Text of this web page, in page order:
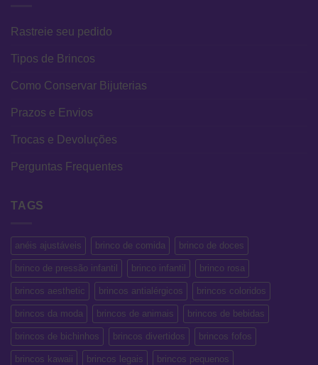
Rastreie seu pedido
Tipos de Brincos
Como Conservar Bijuterias
Prazos e Envios
Trocas e Devoluções
Perguntas Frequentes
TAGS
anéis ajustáveis brinco de comida brinco de doces
brinco de pressão infantil brinco infantil brinco rosa
brincos aesthetic brincos antialérgicos brincos coloridos
brincos da moda brincos de animais brincos de bebidas
brincos de bichinhos brincos divertidos brincos fofos
brincos kawaii brincos legais brincos pequenos